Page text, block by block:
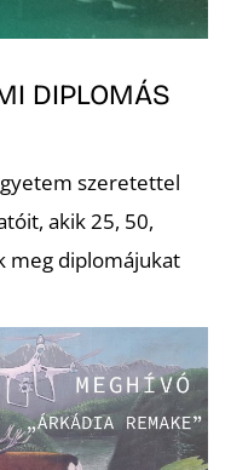
DIPLOMÁS
szeretettel
akik 25, 50,
meg diplomájukat